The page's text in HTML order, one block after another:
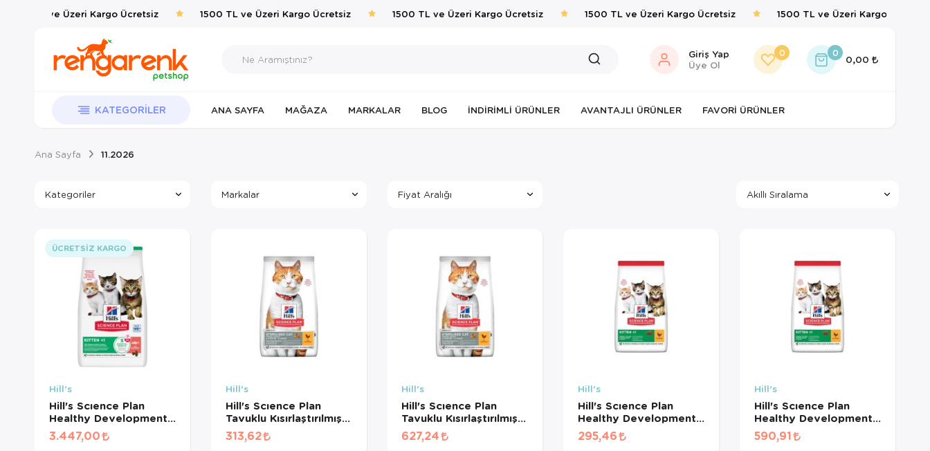
1500 TL ve Üzeri Kargo Ücretsiz 1500 TL ve Üzeri Kargo Ücretsiz 1500 TL ve Üzeri Kargo Ücretsiz 1500 TL ve Üzeri Kargo Ücretsiz 1500 TL ve Üzeri Kargo Ücretsiz
Giriş Yap
Üye Ol
0 0
0,00
KATEGORILER ANA SAYFA MAĞAZA MARKALAR BLOG İNDIRIMLI ÜRÜNLER AVANTAJLI ÜRÜNLER FAVORI ÜRÜNLER
Ana Sayfa 11.2026
Kategoriler Markalar Fiyat Aralığı
ÜCRETSIZ KARGO
Hill's
Hill's Scıence Plan
Healthy Development
Somonlu Yavru Kedi
Maması 5kg + 2kg
3.447,00
Hill's
Hill's Scıence Plan
Tavuklu Kısırlaştırılmış
Kedi Maması + HEDİYE!
(500 GR BÖLÜNMÜŞ)
313,62
Hill's
Hill's Scıence Plan
Tavuklu Kısırlaştırılmış
Kedi Maması + HEDİYE!
(1 KG BÖLÜNMÜŞ)
627,24
Hill's
Hill's Scıence Plan
Healthy Development
Tavuklu Yavru Kedi
Maması + HEDİYE! (500
295,46
Hill's
Hill's Scıence Plan
Healthy Development
Tavuklu Yavru Kedi
Maması + HEDİYE! (1
590,91